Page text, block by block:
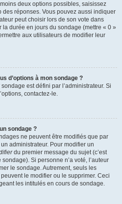
deux options possibles, saisissez
réponses. Vous pouvez aussi indiquer
peut choisir lors de son vote dans
la durée en jours du sondage (mettre « 0 »
aux utilisateurs de modifier leur
d’options à mon sondage ?
est défini par l’administrateur. Si
contactez-le.
sondage ?
ne peuvent être modifiés que par
administrateur. Pour modifier un
du premier message du sujet (c’est
Si personne n’a voté, l’auteur
le sondage. Autrement, seuls les
le modifier ou le supprimer. Ceci
les intitulés en cours de sondage.